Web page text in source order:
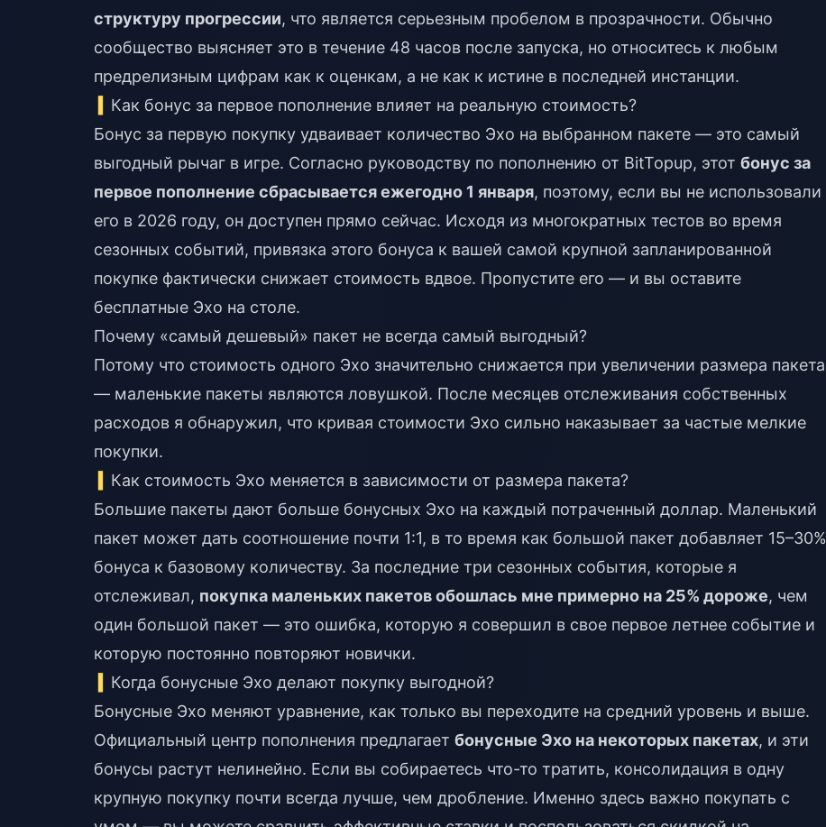
структуру прогрессии, что является серьезным пробелом в прозрачности. Обычно
сообщество выясняет это в течение 48 часов после запуска, но относитесь к любым
предрелизным цифрам как к оценкам, а не как к истине в последней инстанции.
Как бонус за первое пополнение влияет на реальную стоимость?
Бонус за первую покупку удваивает количество Эхо на выбранном пакете — это самый
выгодный рычаг в игре. Согласно руководству по пополнению от BitTopup, этот бонус за
первое пополнение сбрасывается ежегодно 1 января, поэтому, если вы не использовали
его в 2026 году, он доступен прямо сейчас. Исходя из многократных тестов во время
сезонных событий, привязка этого бонуса к вашей самой крупной запланированной
покупке фактически снижает стоимость вдвое. Пропустите его — и вы оставите
бесплатные Эхо на столе.
Почему «самый дешевый» пакет не всегда самый выгодный?
Потому что стоимость одного Эхо значительно снижается при увеличении размера пакета
— маленькие пакеты являются ловушкой. После месяцев отслеживания собственных
расходов я обнаружил, что кривая стоимости Эхо сильно наказывает за частые мелкие
покупки.
Как стоимость Эхо меняется в зависимости от размера пакета?
Большие пакеты дают больше бонусных Эхо на каждый потраченный доллар. Маленький
пакет может дать соотношение почти 1:1, в то время как большой пакет добавляет 15–30%
бонуса к базовому количеству. За последние три сезонных события, которые я
отслеживал, покупка маленьких пакетов обошлась мне примерно на 25% дороже, чем
один большой пакет — это ошибка, которую я совершил в свое первое летнее событие и
которую постоянно повторяют новички.
Когда бонусные Эхо делают покупку выгодной?
Бонусные Эхо меняют уравнение, как только вы переходите на средний уровень и выше.
Официальный центр пополнения предлагает бонусные Эхо на некоторых пакетах, и эти
бонусы растут нелинейно. Если вы собираетесь что-то тратить, консолидация в одну
крупную покупку почти всегда лучше, чем дробление. Именно здесь важно покупать с